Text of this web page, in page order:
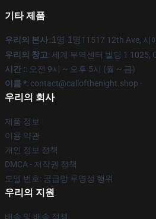
기타 제품
우리의 본사::1명 1명11517 12th Ave, 시
우리의 창고: 세계 무역센터 빌딩 1 1025,
시간 :: 오전 9시 ~ 오후 5시 (월 ~ 금)
이름 *: contact@callofthenight.shop ·
우리의 회사
제품 정보
이용 약관
개인 정보 정책
DMCA - 저작권 정책
모델 번호: 공급망 투명성 행위
우리의 지원
배송 및 배송 정책